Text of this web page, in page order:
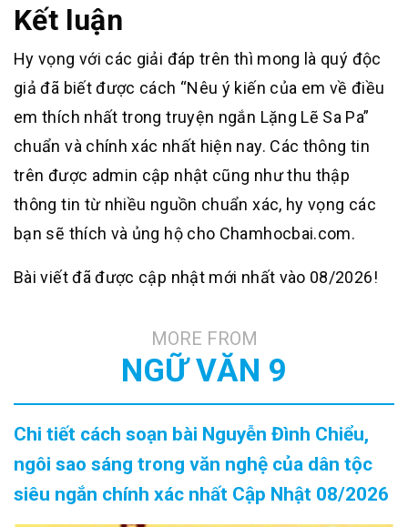
Kết luận
Hy vọng với các giải đáp trên thì mong là quý độc
giả đã biết được cách “Nêu ý kiến của em về điều
em thích nhất trong truyện ngắn Lặng Lẽ Sa Pa”
chuẩn và chính xác nhất hiện nay. Các thông tin
trên được admin cập nhật cũng như thu thập
thông tin từ nhiều nguồn chuẩn xác, hy vọng các
bạn sẽ thích và ủng hộ cho Chamhocbai.com.
Bài viết đã được cập nhật mới nhất vào 08/2026!
MORE FROM
NGỮ VĂN 9
Chi tiết cách soạn bài Nguyễn Đình Chiểu,
ngôi sao sáng trong văn nghệ của dân tộc
siêu ngắn chính xác nhất Cập Nhật 08/2026